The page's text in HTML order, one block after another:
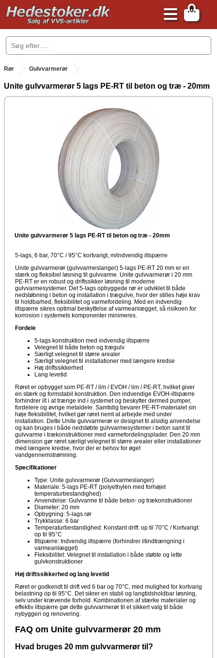
0
.
Rør Gulvvarmerør
Unite gulvvarmerør 5 lags PE-RT til beton og træ - 20mm
Unite gulvvarmerør 5 lags PE-RT til beton og træ - 20mm
5-lags, 6 bar, 70°C / 95°C kortvarigt, m/indvendig iltspærre
Unite gulvvarmerør (gulvvarmeslanger) 5-lags PE-RT 20 mm er en
stærk og fleksibel løsning til gulvvarme. Unite gulvvarmerør i 20 mm
PE-RT er en robust og driftssikker løsning til moderne
gulvvarmesystemer. Det 5-lags opbyggede rør er udviklet til både
nedstøbning i beton og installation i trægulve, hvor der stilles høje krav
til holdbarhed, fleksibilitet og varmefordeling. Med en indvendig
iltspærre sikres optimal beskyttelse af varmeanlægget, så risikoen for
korrosion i systemets komponenter minimeres.
Fordele
5-lags konstruktion med indvendig iltspærre
Velegnet til både beton og trægulv
Særligt velegnet til større arealer
Særligt velegnet til installationer med længere kredse
Høj driftssikkerhed
Lang levetid
Røret er opbygget som PE-RT / lim / EVOH / lim / PE-RT, hvilket giver
en stærk og formstabil konstruktion. Den indvendige EVOH-iltspærre
forhindrer ilt i at trænge ind i systemet og beskytter dermed pumper,
fordelere og øvrige metaldele. Samtidig bevarer PE-RT-materialet sin
høje fleksibilitet, hvilket gør røret nemt at arbejde med under
installation. Dette Unite gulvvarmerør er designet til alsidig anvendelse
og kan bruges i både nedstøbte gulvvarmesystemer i beton samt til
gulvvarme i trækonstruktioner med varmefordelingsplader. Den 20 mm
dimension gør røret særligt velegnet til større arealer eller installationer
med længere kredse, hvor der er behov for øget
vandgennemstrømning.
Specifikationer
Type: Unite gulvvarmerør (Gulvvarmeslanger)
Materiale: 5-lags PE-RT (polyethylen med forhøjet
temperaturbestandighed)
Anvendelse: Gulvvarme til både beton- og trækonstruktioner
Diameter: 20 mm
Opbygning: 5-lags rør
Trykklasse: 6 bar
Temperaturbestandighed: Konstant drift: op til 70°C / Kortvarigt:
op til 95°C
Iltspærre: Indvendig iltspærre (forhindrer iltindtrængning i
varmeanlægget)
Fleksibilitet: Velegnet til installation i både støbte og lette
gulvkonstruktioner
Høj driftssikkerhed og lang levetid
Røret er godkendt til drift ved 6 bar og 70°C, med mulighed for kortvarig
belastning op til 95°C. Det sikrer en stabil og langtidsholdbar løsning,
selv under krævende forhold. Kombinationen af stærke materialer og
effektiv iltspærre gør dette gulvvarmerør til et sikkert valg til både
nybyggeri og renovering.
FAQ om Unite gulvvarmerør 20 mm
Hvad bruges 20 mm gulvvarmerør til?